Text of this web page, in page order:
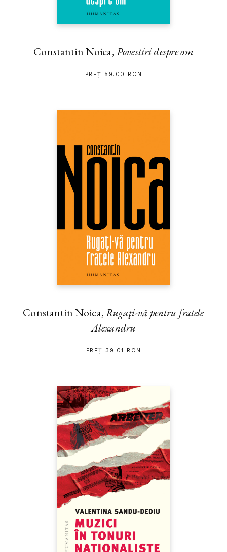
Constantin Noica,Povestiri despre om
PREȚ 59.00 RON
Constantin Noica,Rugaţi-vă pentru fratele
Alexandru
PREȚ 39.01 RON